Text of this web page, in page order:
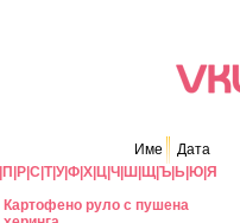
Име
Дата
П Р С Т|У|Ф Х Ц Ч Ш Щ Ъ Ь Ю Я
Картофено руло с пушена